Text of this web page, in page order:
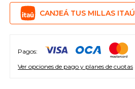
CANJEÁ TUS MILLAS ITAÚ
Pagos:
Ver opciones de pago y planes de cuotas